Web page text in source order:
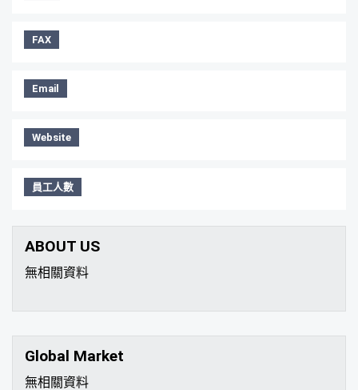
FAX
Email
Website
員工人數
ABOUT US
無相關資料
Global Market
無相關資料